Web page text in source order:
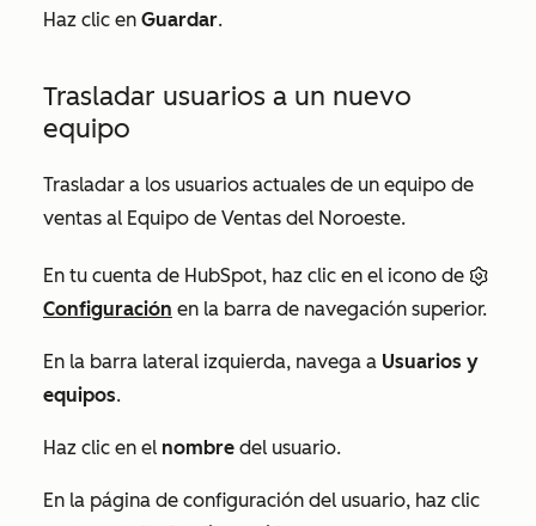
Haz clic en Guardar.
Trasladar usuarios a un nuevo
equipo
Trasladar a los usuarios actuales de un equipo de
ventas al Equipo de Ventas del Noroeste.
En tu cuenta de HubSpot, haz clic en el icono de
Configuración en la barra de navegación superior.
En la barra lateral izquierda, navega a Usuarios y
equipos.
Haz clic en el nombre del usuario.
En la página de configuración del usuario, haz clic